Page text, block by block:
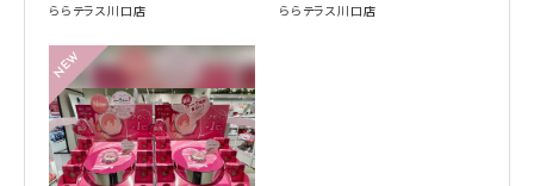
ららテラス川口店 ららテラス川口店